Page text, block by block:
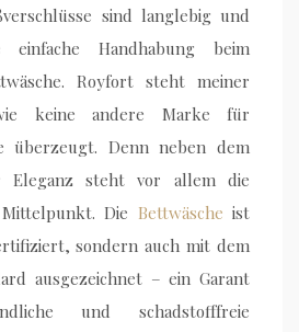
sind langlebig und
Handhabung beim
Royfort steht meiner
keine andere Marke für
überzeugt. Denn neben dem
Eleganz steht vor allem die
Die Bettwäsche ist
sondern auch mit dem
ausgezeichnet – ein Garant
und schadstofffreie